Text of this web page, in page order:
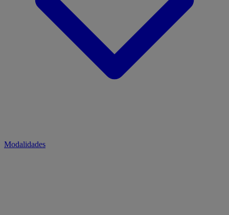
Modalidades